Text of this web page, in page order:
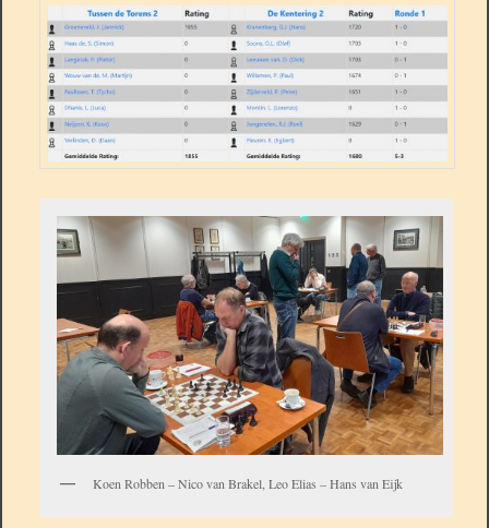
Koen Robben – Nico van Brakel, Leo Elias – Hans van Eijk